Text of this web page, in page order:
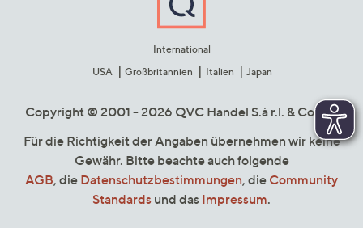
International
USA
Großbritannien Italien Japan
Copyright © 2001 - 2026 QVC Handel S.à r.l. & Co. KG
Für die Richtigkeit der Angaben übernehmen wir keine
Gewähr. Bitte beachte auch folgende
AGB, die Datenschutzbestimmungen, die Community
Standards und das Impressum.